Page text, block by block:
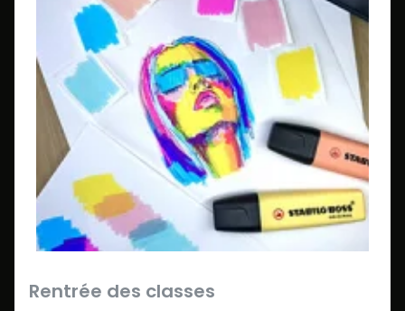
Rentrée des classes